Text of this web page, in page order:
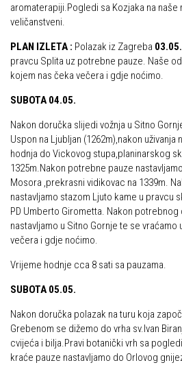
Visokogorci
Novosti SVP
Povijest SVP
Alpinisti
Skijaši
4 godišnja doba na Oštrcu
Pohodi
Noćni pohod na Oštrc
Dragojlinom stazom na Okić
Dan Željezničara na Oštrcu
Putopisi
Put ekspedicionizma
Ojos del Salado
Slavko Patačko
Tomislav Zoričić – Tom
Damir Bajs
Dijana Petrak
Željko Brdal
Markacijska komisija
Dosadašnje aktivnosti
aromaterapiji.Pogledi sa Kozjaka na naše
veličanstveni.
PLAN IZLETA : Polazak iz Zagreba
pravcu Splita uz potrebne pauze. Naše
kojem nas čeka večera i gdje noćimo.
SUBOTA 04.05.
Nakon doručka slijedi vožnja u Sitno
Uspon na Ljubljan (1262m),nakon
hodnja do Vickovog stupa,planinarskog
1325m.Nakon potrebne pauze
Mosora ,prekrasni vidikovac na 1339m.
nastavljamo stazom Ljuto kame u pravcu
PD Umberto Girometta. Nakon potrebnog
nastavljamo u Sitno Gornje te se vraćamo
večera i gdje noćimo.
Vrijeme hodnje cca 8 sati sa pauzama.
SUBOTA 05.05.
Nakon doručka polazak na turu koja
Grebenom se dižemo do vrha sv.Ivan
cvijeća i bilja.Pravi botanički vrh sa
kraće pauze nastavljamo do Orlovog